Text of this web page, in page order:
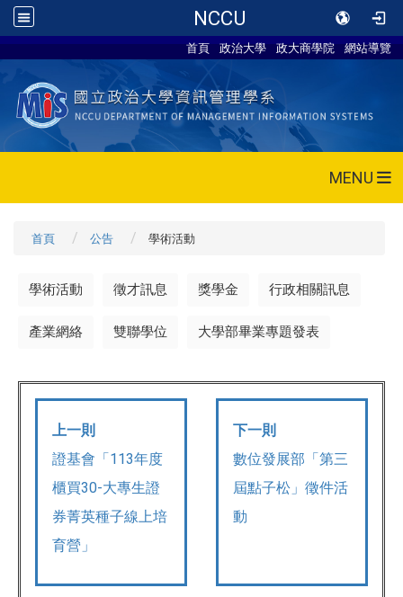
NCCU
首頁 政治大學 政大商學院 網站導覽
MENU
首頁 公告 學術活動
學術活動 徵才訊息 獎學金 行政相關訊息
產業網絡 雙聯學位 大學部畢業專題發表
上一則
證基會「113年度
櫃買30-大專生證
券菁英種子線上培
育營」
下一則
數位發展部「第三
屆點子松」徵件活
動